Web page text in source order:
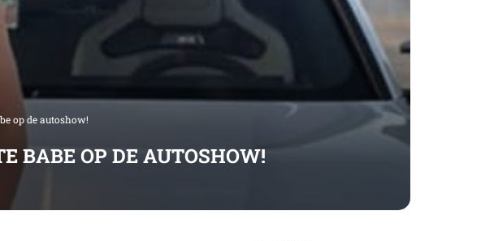
op de autoshow!
BABE OP DE AUTOSHOW!